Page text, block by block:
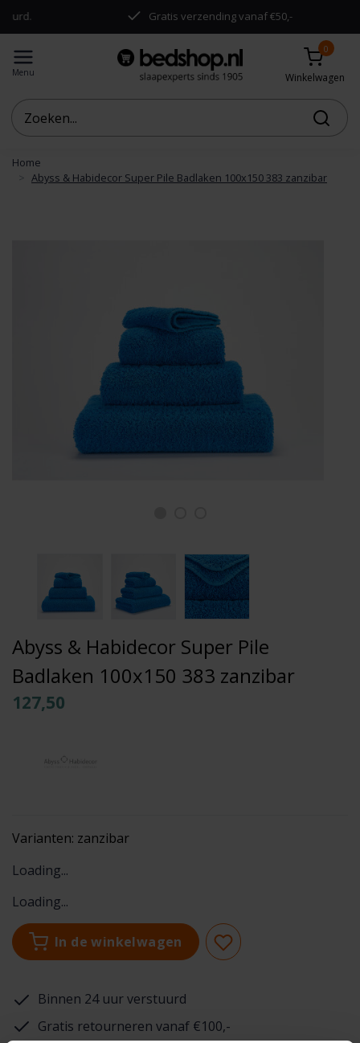
Gratis verzending vanaf €50,-
Menu
0
Winkelwagen
Home
Abyss & Habidecor Super Pile Badlaken 100x150 383 zanzibar
Abyss & Habidecor Super Pile
Badlaken 100x150 383 zanzibar
127,50
Varianten: zanzibar
Loading...
Loading...
In de winkelwagen
Binnen 24 uur verstuurd
Gratis retourneren vanaf €100,-